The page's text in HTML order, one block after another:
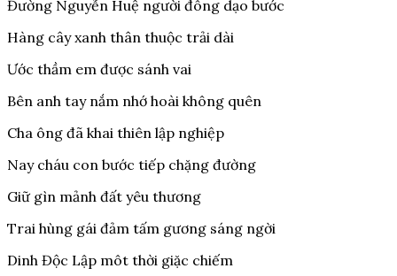
Đường Nguyễn Huệ người đông dạo bước
Hàng cây xanh thân thuộc trải dài
Ước thầm em được sánh vai
Bên anh tay nắm nhớ hoài không quên
Cha ông đã khai thiên lập nghiệp
Nay cháu con bước tiếp chặng đường
Giữ gìn mảnh đất yêu thương
Trai hùng gái đảm tấm gương sáng ngời
Dinh Độc Lập môt thời giặc chiếm